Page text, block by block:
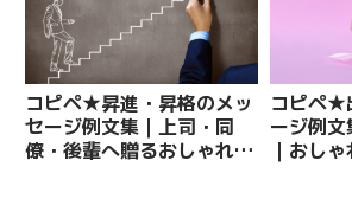
コピペ★昇進・昇格のメッ
セージ例文集｜上司・同
僚・後輩へ贈るおしゃれな
コピペ★
ージ例
｜おし